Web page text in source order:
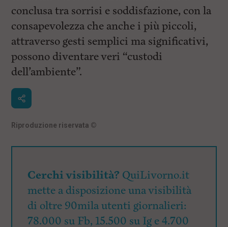
conclusa tra sorrisi e soddisfazione, con la
consapevolezza che anche i più piccoli,
attraverso gesti semplici ma significativi,
possono diventare veri “custodi
dell’ambiente”.
Riproduzione riservata ©
Cerchi visibilità? QuiLivorno.it
mette a disposizione una visibilità
di oltre 90mila utenti giornalieri:
78.000 su Fb, 15.500 su Ig e 4.700